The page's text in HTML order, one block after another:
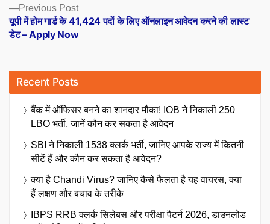
Previous PostPrevious
post:
यूपी में होम गार्ड के 41,424 पदों के लिए ऑनलाइन आवेदन करने की लास्ट
डेट – Apply Now
Recent Posts
बैंक में ऑफिसर बनने का शानदार मौका! IOB ने निकाली 250
LBO भर्ती, जानें कौन कर सकता है आवेदन
SBI ने निकाली 1538 क्लर्क भर्ती, जानिए आपके राज्य में कितनी
सीटें हैं और कौन कर सकता है आवेदन?
क्या है Chandi Virus? जानिए कैसे फैलता है यह वायरस, क्या
हैं लक्षण और बचाव के तरीके
IBPS RRB क्लर्क सिलेबस और परीक्षा पैटर्न 2026, डाउनलोड